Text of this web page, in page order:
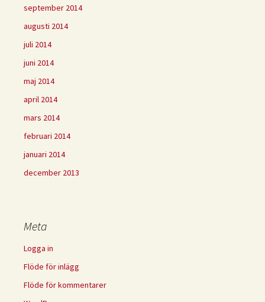
september 2014
augusti 2014
juli 2014
juni 2014
maj 2014
april 2014
mars 2014
februari 2014
januari 2014
december 2013
Meta
Logga in
Flöde för inlägg
Flöde för kommentarer